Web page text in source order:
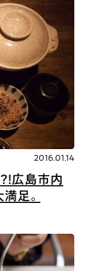
！広島市内
足。
2016.01.14